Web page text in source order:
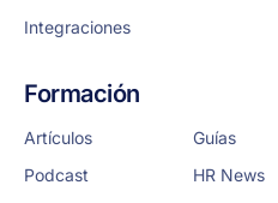
Integraciones
Formación
Artículos Guías
Podcast
HR News